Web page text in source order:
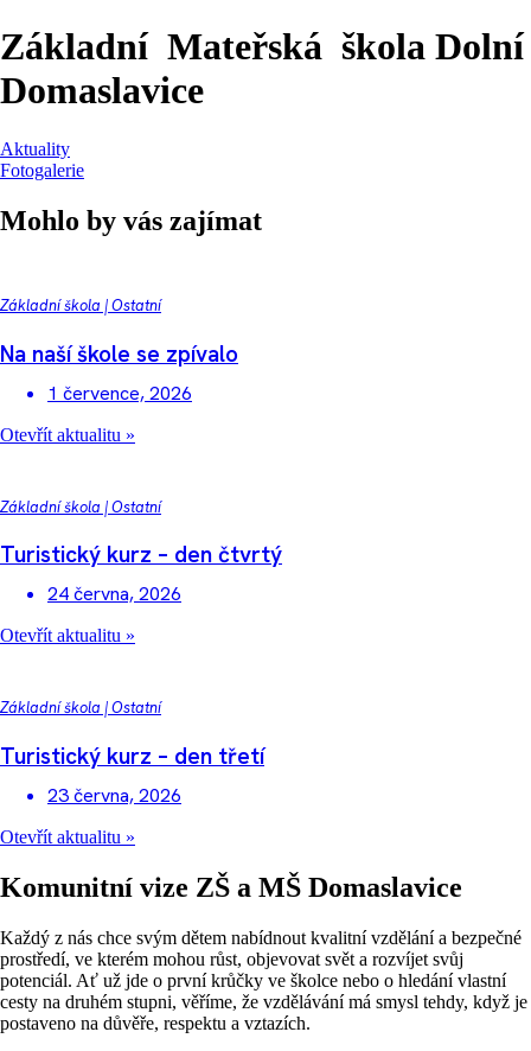
Základní Mateřská škola Dolní
Domaslavice
Aktuality
Fotogalerie
Mohlo by vás zajímat
Základní škola |Ostatní
Na naší škole se zpívalo
1 července, 2026
Otevřít aktualitu »
Základní škola |Ostatní
Turistický kurz – den čtvrtý
24 června, 2026
Otevřít aktualitu »
Základní škola |Ostatní
Turistický kurz – den třetí
23 června, 2026
Otevřít aktualitu »
Komunitní vize ZŠ a MŠ Domaslavice
Každý z nás chce svým dětem nabídnout kvalitní vzdělání a bezpečné
prostředí, ve kterém mohou růst, objevovat svět a rozvíjet svůj
potenciál. Ať už jde o první krůčky ve školce nebo o hledání vlastní
cesty na druhém stupni, věříme, že vzdělávání má smysl tehdy, když je
postaveno na důvěře, respektu a vztazích.